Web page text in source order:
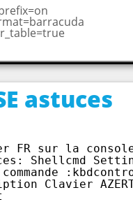
astuces
FR sur la
Shellcmd
Clavier